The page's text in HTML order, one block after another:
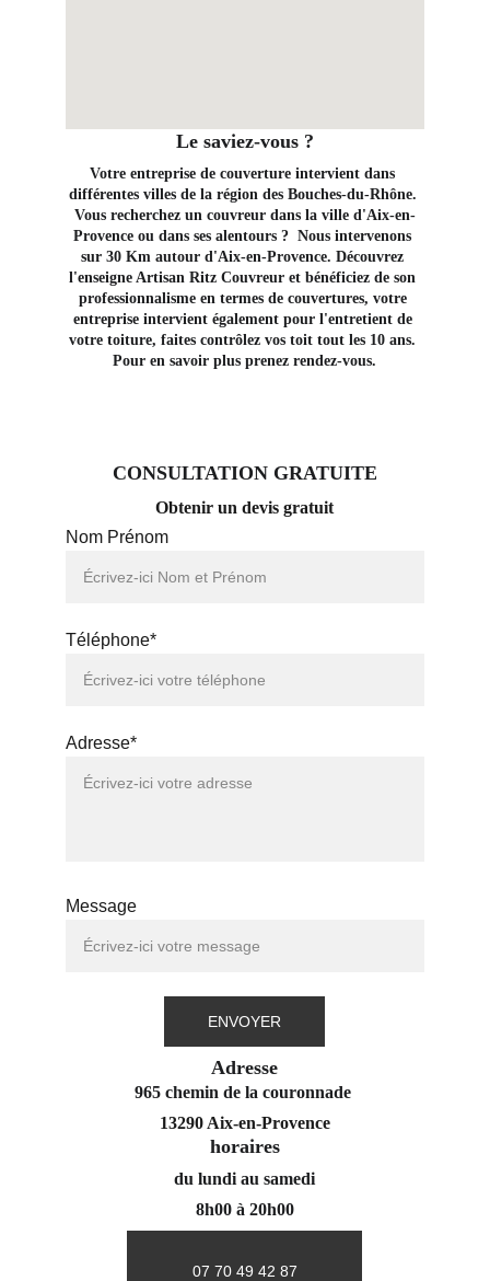
Nom Prénom
Téléphone*
Adresse*
Message
ENVOYER
Adresse
965 chemin de la couronnade
13290 Aix-en-Provence
07 70 49 42 87
Le saviez-vous ?
Votre entreprise de couverture intervient dans
différentes villes de la région des Bouches-du-Rhône.
Vous recherchez un couvreur dans la ville d'Aix-en-
Provence ou dans ses alentours ?  Nous intervenons
sur 30 Km autour d'Aix-en-Provence. Découvrez
l'enseigne Artisan Ritz Couvreur et bénéficiez de son
professionnalisme en termes de couvertures, votre
entreprise intervient également pour l'entretient de
votre toiture, faites contrôlez vos toit tout les 10 ans.
Pour en savoir plus prenez rendez-vous.
CONSULTATION GRATUITE
Obtenir un devis gratuit
horaires
du lundi au samedi
8h00 à 20h00